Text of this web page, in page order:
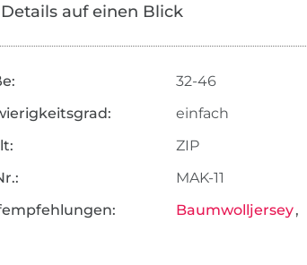
auf einen Blick
32-46
einfach
ZIP
MAK-11
Baumwolljersey